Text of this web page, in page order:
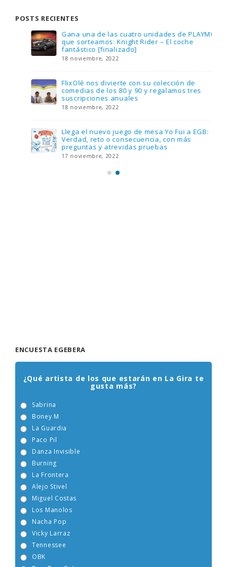
POSTS RECIENTES
Gana una de las cuatro unidades de PLAYMOBIL
que sorteamos: Knight Rider – El coche
fantástico [finalizado]
18 noviembre, 2022
FlixOlé nos divierte con su colección de
comedias de los 80 y 90 y regalamos tres
suscripciones anuales
18 noviembre, 2022
Llega el nuevo juego de mesa Yo Fui a EGB:
Verdad, reto o consecuencia, con más
preguntas y atrevidas pruebas
17 noviembre, 2022
¿Qué artista de los que estarán en La Gira te
gusta más?
Boney M
Burning
Alejo Stivel
Miguel Costas
Nacha Pop
Vicky Larraz